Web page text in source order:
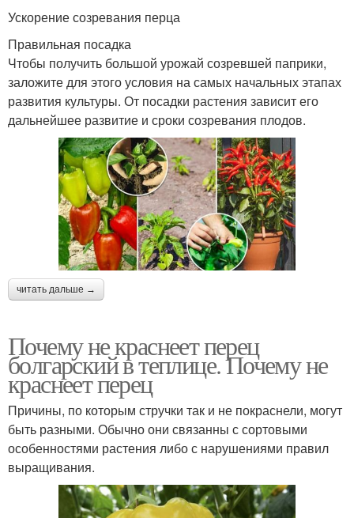
Ускорение созревания перца
Правильная посадка
Чтобы получить большой урожай созревшей паприки,
заложите для этого условия на самых начальных этапах
развития культуры. От посадки растения зависит его
дальнейшее развитие и сроки созревания плодов.
читать дальше →
Почему не краснеет перец
болгарский в теплице. Почему не
краснеет перец
Причины, по которым стручки так и не покраснели, могут
быть разными. Обычно они связанны с сортовыми
особенностями растения либо с нарушениями правил
выращивания.